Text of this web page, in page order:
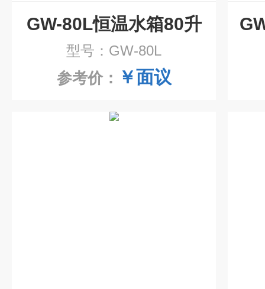
GW-80L恒温水箱80升
型号：GW-80L
参考价： ￥面议